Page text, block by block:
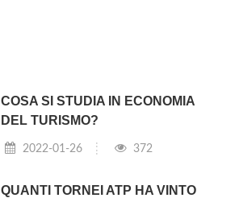
COSA SI STUDIA IN ECONOMIA
DEL TURISMO?
2022-01-26 372
QUANTI TORNEI ATP HA VINTO